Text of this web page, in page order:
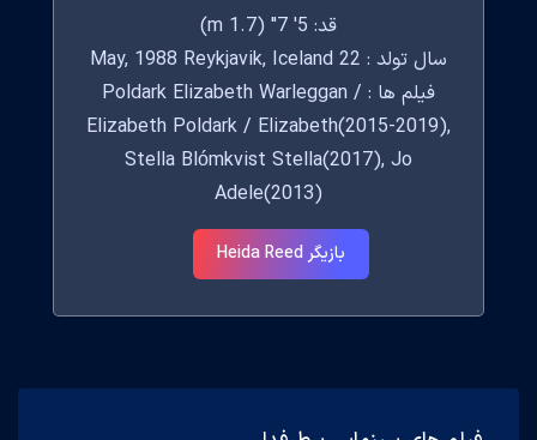
قد: 5' 7" (1.7 m)
سال تولد : 22 May, 1988 Reykjavik, Iceland
فیلم ها : Poldark Elizabeth Warleggan /
Elizabeth Poldark / Elizabeth(2015-2019),
Stella Blómkvist Stella(2017), Jo
Adele(2013)
بازیگر Heida Reed